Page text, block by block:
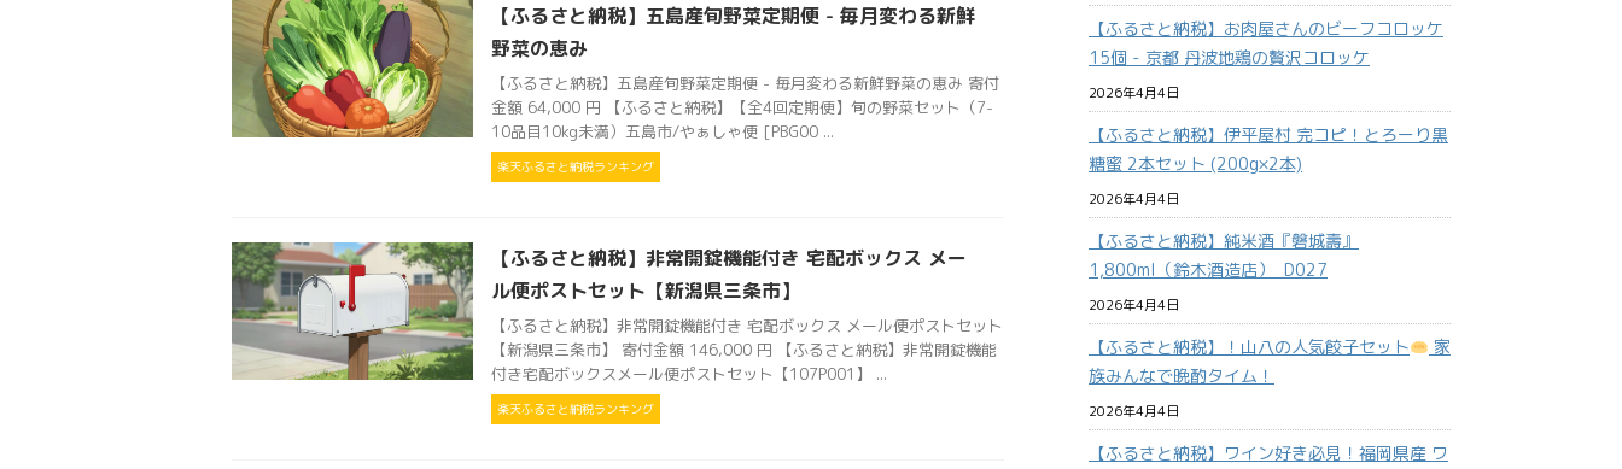
【ふるさと納税】五島産旬野菜定期便 - 毎月変わる新鮮
野菜の恵み
【ふるさと納税】五島産旬野菜定期便 - 毎月変わる新鮮野菜の恵み 寄付
金額 64,000 円 【ふるさと納税】【全4回定期便】旬の野菜セット（7-
10品目10kg未満）五島市/やぁしゃ便 [PBG00 ...
楽天ふるさと納税ランキング
【ふるさと納税】非常開錠機能付き 宅配ボックス メー
ル便ポストセット【新潟県三条市】
【ふるさと納税】非常開錠機能付き 宅配ボックス メール便ポストセット
【新潟県三条市】 寄付金額 146,000 円 【ふるさと納税】非常開錠機能
付き宅配ボックスメール便ポストセット【107P001】 ...
楽天ふるさと納税ランキング
【ふるさと納税】お肉屋さんのビーフコロッケ
15個 - 京都 丹波地鶏の贅沢コロッケ
2026年4月4日
【ふるさと納税】伊平屋村 完コピ！とろーり黒
糖蜜 2本セット (200g×2本)
2026年4月4日
【ふるさと納税】純米酒『磐城壽』
1,800ml（鈴木酒造店）_D027
2026年4月4日
【ふるさと納税】！山八の人気餃子セット
家
族みんなで晩酌タイム！
2026年4月4日
【ふるさと納税】ワイン好き必見！福岡県産 ワ